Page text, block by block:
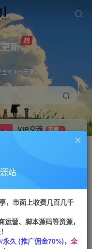
新
年365天更新
VIP交流
群聊
研究探讨更多创业项目路子。
APP下载
GO
站
，市面上收费几百几千
营、脚本源码等资源，
久 (推广佣金70%)， 全